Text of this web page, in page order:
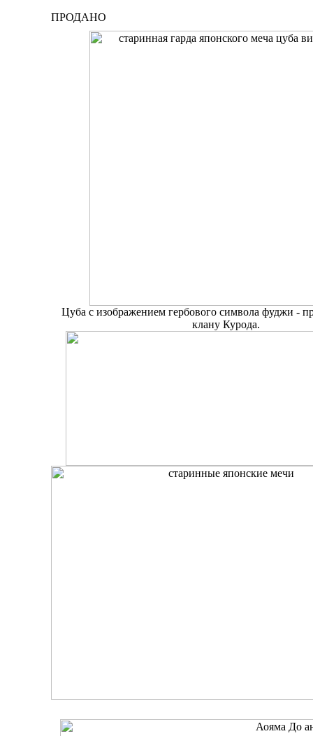
ПРОДАНО
Цуба с изображением гербового символа фуджи -
клану Курода.